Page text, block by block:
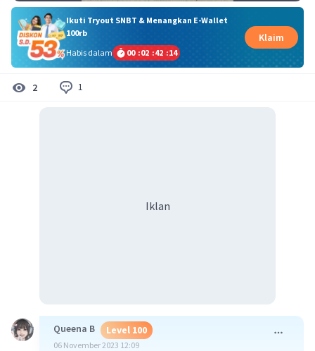
Ikuti Tryout SNBT & Menangkan E-Wallet
100rb
Habis dalam
00 :02 :42 :14
Klaim
2 1
Iklan
Queena B Level 100
06 November 2023 12:09